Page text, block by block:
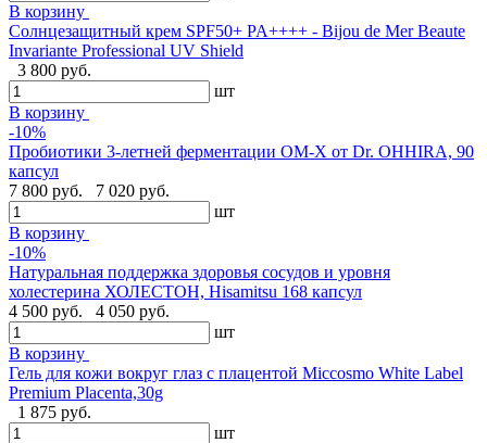
В корзину
Cолнцезащитный крем SPF50+ PA++++ - Bijou de Mer Beaute
Invariante Professional UV Shield
3 800 руб.
шт
В корзину
-10%
Пробиотики 3-летней ферментации OM-X от Dr. OHHIRA, 90
капсул
7 800 руб.
7 020 руб.
шт
В корзину
-10%
Натуральная поддержка здоровья сосудов и уровня
холестерина ХОЛЕСТОН, Hisamitsu 168 капсул
4 500 руб.
4 050 руб.
шт
В корзину
Гель для кожи вокруг глаз с плацентой Miccosmo White Label
Premium Placenta,30g
1 875 руб.
шт